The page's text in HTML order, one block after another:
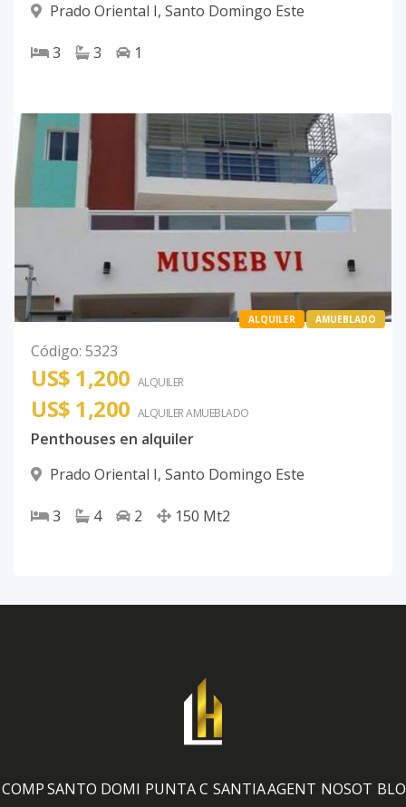
Prado Oriental I, Santo Domingo Este
3 3 1
ALQUILER AMUEBLADO
Código: 5323
US$ 1,200 ALQUILER
US$ 1,200 ALQUILERAMUEBLADO
Penthouses en alquiler
Prado Oriental I, Santo Domingo Este
3 4 2 150 Mt2
COMPSANTO DOMI PUNTA C SANTIAAGENT NOSOT BLO